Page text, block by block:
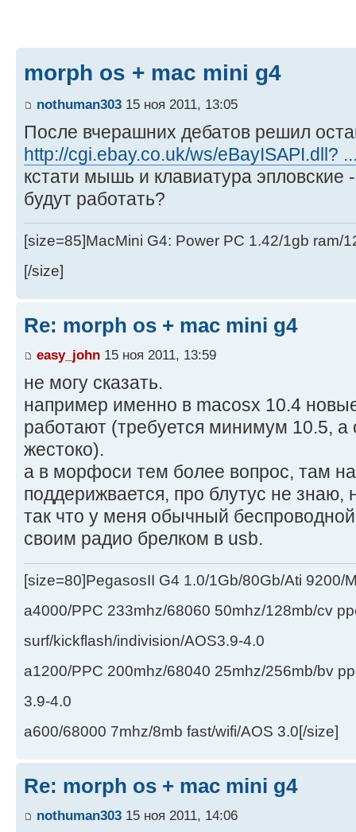
morph os + mac mini g4
nothuman303 15 ноя 2011, 13:05
После вчерашних дебатов решил
http://cgi.ebay.co.uk/ws/eBayISAPI.dll?
кстати мышь и клавиатура
будут работать?
[size=85]MacMini G4: Power PC 1.42/1gb ram/
[/size]
Re: morph os + mac mini g4
easy_john 15 ноя 2011, 13:59
не могу сказать.
например именно в macosx 10.4
работают (требуется минимум 10.5, а
жестоко).
а в морфоси тем более вопрос, там
поддерижвается, про блутус не знаю,
так что у меня обычный беспроводной
своим радио брелком в usb.
[size=80]PegasosII G4 1.0/1Gb/80Gb/Ati 9200/
a4000/PPC 233mhz/68060 50mhz/128mb/cv
surf/kickflash/indivision/AOS3.9-4.0
a1200/PPC 200mhz/68040 25mhz/256mb/bv
3.9-4.0
a600/68000 7mhz/8mb fast/wifi/AOS 3.0[/size]
Re: morph os + mac mini g4
nothuman303 15 ноя 2011, 14:06